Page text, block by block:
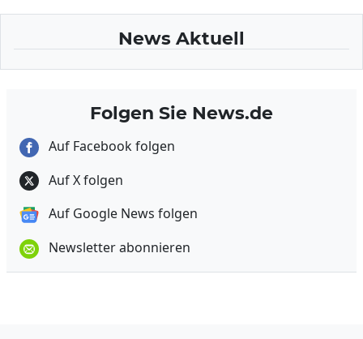
News Aktuell
Folgen Sie News.de
Auf Facebook folgen
Auf X folgen
Auf Google News folgen
Newsletter abonnieren